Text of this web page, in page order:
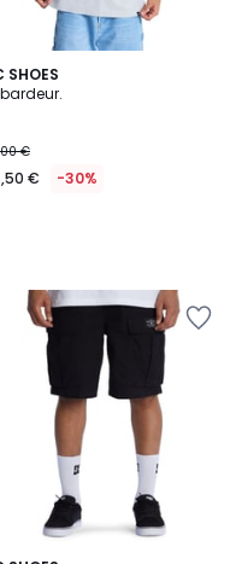
SHOES
€
€ -30%